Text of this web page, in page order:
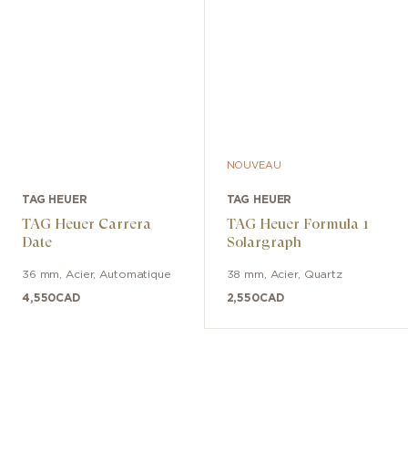
TAG HEUER
TAG Heuer Carrera
Date
36 mm Acier, Automatique
4,550CAD
NOUVEAU
TAG HEUER
TAG Heuer Formula 1
Solargraph
38 mm Acier, Quartz
2,550CAD